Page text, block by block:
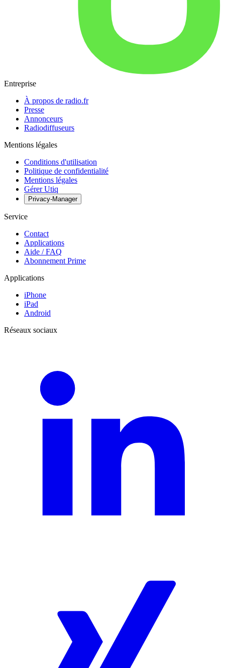
Entreprise
À propos de radio.fr
Presse
Annonceurs
Radiodiffuseurs
Mentions légales
Conditions d'utilisation
Politique de confidentialité
Mentions légales
Gérer Utiq
Privacy-Manager
Service
Contact
Applications
Aide / FAQ
Abonnement Prime
Applications
iPhone
iPad
Android
Réseaux sociaux